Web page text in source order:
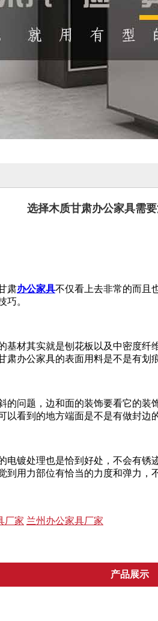
选择木质甘肃办公家具需
肃办公家具不仅看上去非常的而且
巧。
基材其实就是刨花板以及中密度
办公家具的表面用料是不是有划
的问题，边和面的装饰要看它的
看到的地方端面是不是有做封边
电镀处理也是恰到好处，不会有
用力部位有恰当的力度和弹力，
厂家 兰州办公家具厂家
产品展示